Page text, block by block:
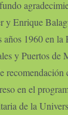
y Enrique
años 1960 en la
y Puertos de
en el
de la